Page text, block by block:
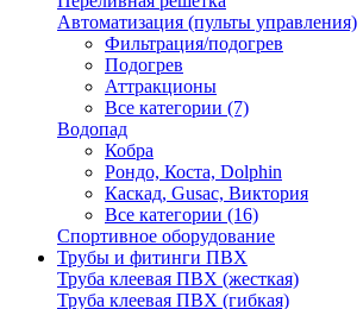
Автоматизация (пульты управления)
Фильтрация/подогрев
Подогрев
Аттракционы
Все категории (7)
Водопад
Кобра
Рондо, Коста, Dolphin
Каскад, Gusac, Виктория
Все категории (16)
Спортивное оборудование
Трубы и фитинги ПВХ
Труба клеевая ПВХ (жесткая)
Труба клеевая ПВХ (гибкая)